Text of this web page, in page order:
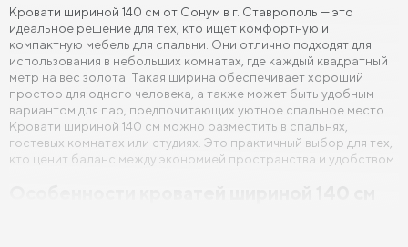
Кровати 160х200 см (Евро размер)
Кровати 180х200 см Кровати 200х200 см (Кинг Сайз)
Кровати с подъемным механизмом
Кровати для взрослых Кровати с ящиками
Кровати 160 х 200 с подъемным механизмом и ящиками
Кровати шириной 140 см от Сонум в г. Ставрополь — это
идеальное решение для тех, кто ищет комфортную и
компактную мебель для спальни. Они отлично подходят для
использования в небольших комнатах, где каждый квадратный
метр на вес золота. Такая ширина обеспечивает хороший
простор для одного человека, а также может быть удобным
вариантом для пар, предпочитающих уютное спальное место.
Кровати шириной 140 см можно разместить в спальнях,
гостевых комнатах или студиях. Это практичный выбор для тех,
кто ценит баланс между экономией пространства и удобством.